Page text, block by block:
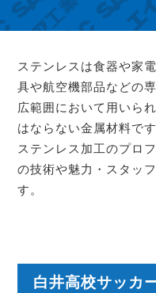
ステンレスは食器や家
具や航空機部品などの
広範囲において用いら
はならない金属材料です
ステンレス加工のプロ
の技術や魅力・スタッ
す。
白井高校サッカ